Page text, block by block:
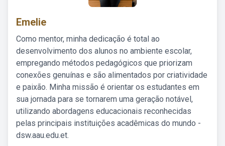
Emelie
Como mentor, minha dedicação é total ao
desenvolvimento dos alunos no ambiente escolar,
empregando métodos pedagógicos que priorizam
conexões genuínas e são alimentados por criatividade
e paixão. Minha missão é orientar os estudantes em
sua jornada para se tornarem uma geração notável,
utilizando abordagens educacionais reconhecidas
pelas principais instituições acadêmicas do mundo -
dsw.aau.edu.et.